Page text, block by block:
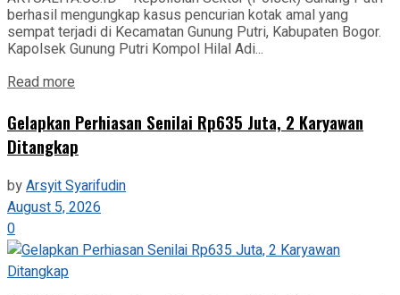
berhasil mengungkap kasus pencurian kotak amal yang
sempat terjadi di Kecamatan Gunung Putri, Kabupaten Bogor.
Kapolsek Gunung Putri Kompol Hilal Adi...
Read more
Gelapkan Perhiasan Senilai Rp635 Juta, 2 Karyawan
Ditangkap
byArsyit Syarifudin
August 5, 2026
0